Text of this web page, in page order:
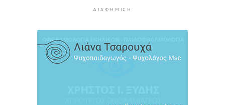
ΔΙΑΦΉΜΙΣΗ